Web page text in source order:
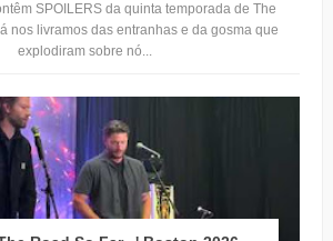
SPOILERS da quinta temporada de The
nos livramos das entranhas e da gosma que
explodiram sobre nó...